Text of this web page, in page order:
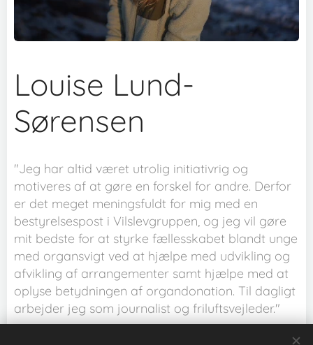
Louise Lund-
Sørensen
"Jeg har altid været utrolig initiativrig og
motiveres af at gøre en forskel for andre. Derfor
er det meget meningsfuldt for mig med en
bestyrelsespost i Vilslevgruppen, og jeg vil gøre
mit bedste for at styrke fællesskabet blandt unge
med organsvigt ved at hjælpe med udvikling og
afvikling af arrangementer samt hjælpe med at
oplyse betydningen af organdonation. Til dagligt
arbejder jeg som journalist og friluftsvejleder."